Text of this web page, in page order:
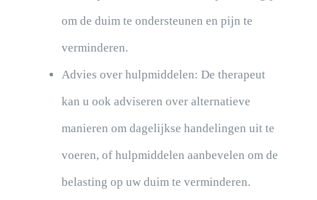
om de duim te ondersteunen en pijn te
verminderen.
Advies over hulpmiddelen: De therapeut
kan u ook adviseren over alternatieve
manieren om dagelijkse handelingen uit te
voeren, of hulpmiddelen aanbevelen om de
belasting op uw duim te verminderen.